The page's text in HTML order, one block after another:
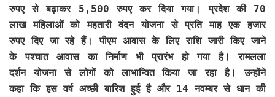
रुपए से बढ़ाकर 5,500 रुपए कर दिया गया। प्रदेश की 70
लाख महिलाओं को महतारी वंदन योजना से प्रति माह एक हजार
रुपए दिए जा रहे हैं। पीएम आवास के लिए राशि जारी किए जाने
के पश्चात आवास का निर्माण भी प्रारंभ हो गया है। रामलला
दर्शन योजना से लोगों को लाभान्वित किया जा रहा है। उन्होंने
कहा कि इस वर्ष अच्छी बारिश हुई है और 14 नवम्बर से धान की